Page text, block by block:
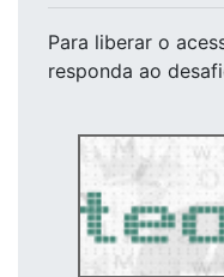
Para liberar o
responda ao